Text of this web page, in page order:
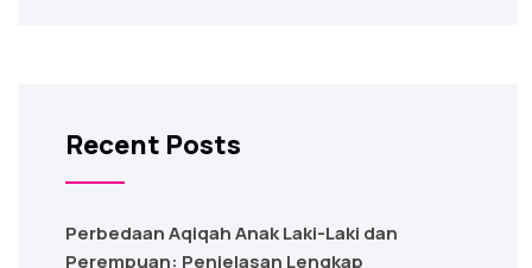
Recent Posts
Perbedaan Aqiqah Anak Laki-Laki dan
Perempuan: Penjelasan Lengkap